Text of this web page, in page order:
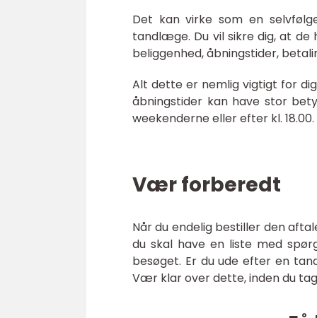
Det kan virke som en
tandlæge. Du vil sikre dig, at
beliggenhed, åbningstider,
Alt dette er nemlig vigtigt for
åbningstider kan have stor
weekenderne eller efter kl. 18.00.
Vær forberedt
Når du endelig bestiller den
du skal have en liste med
besøget. Er du ude efter en
Vær klar over dette, inden du